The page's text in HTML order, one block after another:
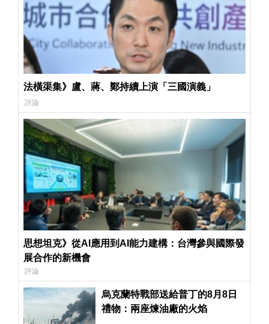
法橫渠集》盧、蔣、鄭持續上演「三國演義」
評論
思想坦克》從AI應用到AI能力建構：台灣參與國際發
展合作的新機會
評論
烏克蘭特戰部送給普丁的8月8日
禮物：兩座煉油廠的火焰